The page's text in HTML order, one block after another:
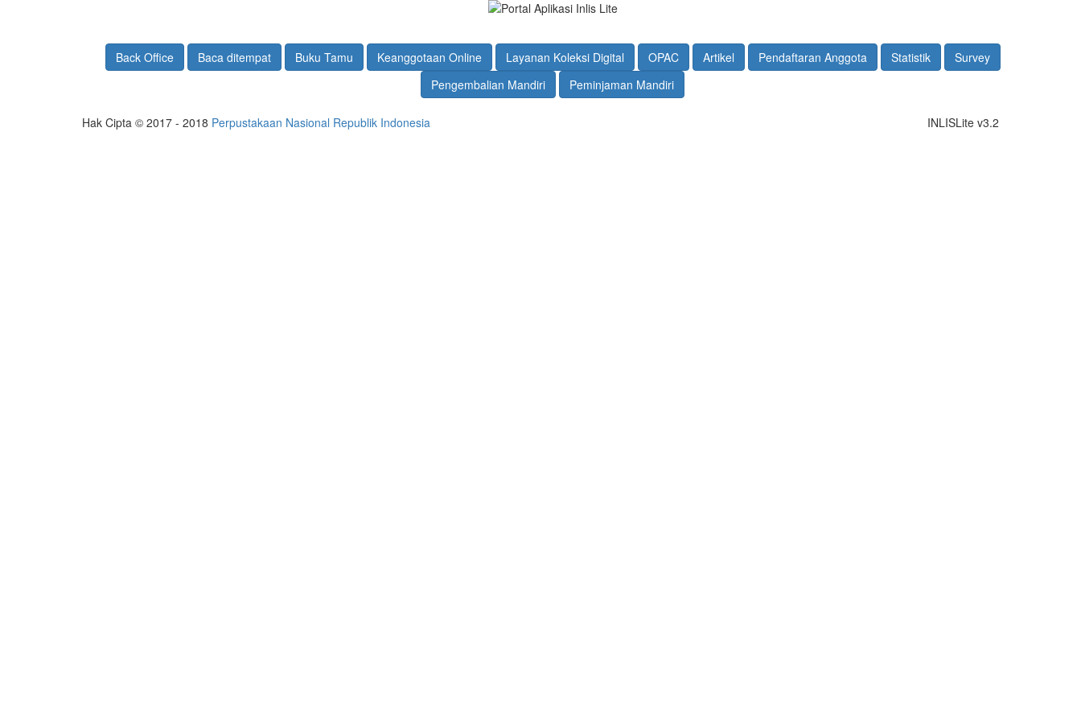
Back Office Baca ditempat Buku Tamu Keanggotaan Online Layanan Koleksi Digital OPAC Artikel Pendaftaran Anggota Statistik
Survey
Pengembalian Mandiri
Peminjaman Mandiri
INLISLite v3.2
Hak Cipta © 2017 - 2018 Perpustakaan Nasional Republik Indonesia